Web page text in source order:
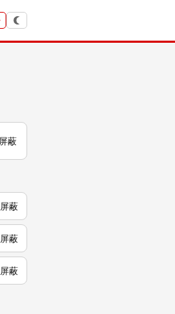
蔽
蔽
蔽
蔽